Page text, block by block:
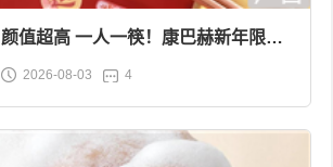
颜值超高 一人一筷！康巴赫新年限定
合金筷子大促：19.9元
2026-08-03 4